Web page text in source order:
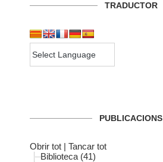
TRADUCTOR
PUBLICACIONS
Obrir tot | Tancar tot
Biblioteca (41)